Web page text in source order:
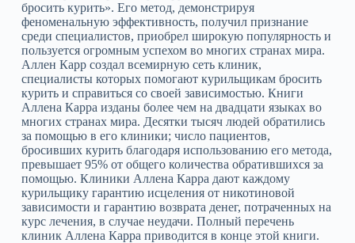
бросить курить». Его метод, демонстрируя
феноменальную эффективность, получил признание
среди специалистов, приобрел широкую популярность и
пользуется огромным успехом во многих странах мира.
Аллен Карр создал всемирную сеть клиник,
специалисты которых помогают курильщикам бросить
курить и справиться со своей зависимостью. Книги
Аллена Карра изданы более чем на двадцати языках во
многих странах мира. Десятки тысяч людей обратились
за помощью в его клиники; число пациентов,
бросивших курить благодаря использованию его метода,
превышает 95% от общего количества обратившихся за
помощью. Клиники Аллена Карра дают каждому
курильщику гарантию исцеления от никотиновой
зависимости и гарантию возврата денег, потраченных на
курс лечения, в случае неудачи. Полный перечень
клиник Аллена Карра приводится в конце этой книги.